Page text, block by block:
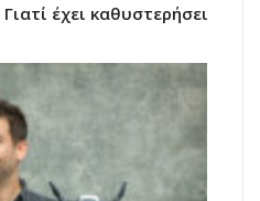
έχει καθυστερήσει